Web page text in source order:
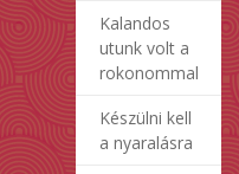
Kalandos
utunk volt a
rokonommal
Készülni kell
a nyaralásra